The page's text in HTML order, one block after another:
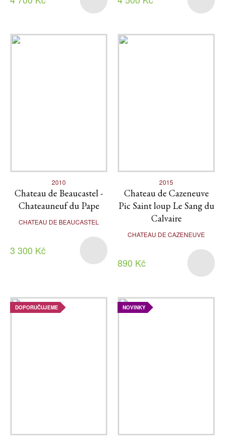
2010
Chateau de Beaucastel -
Chateauneuf du Pape
CHATEAU DE BEAUCASTEL
3 300 Kč
2015
Chateau de Cazeneuve
Pic Saint loup Le Sang du
Calvaire
CHATEAU DE CAZENEUVE
890 Kč
DOPORUČUJEME NOVINKY